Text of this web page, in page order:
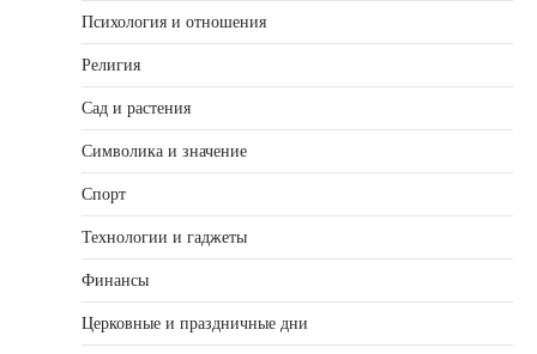
Психология и отношения
Религия
Сад и растения
Символика и значение
Спорт
Технологии и гаджеты
Финансы
Церковные и праздничные дни